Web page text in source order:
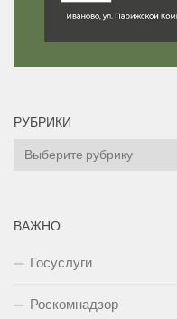
РУБРИКИ
Рубрики
ВАЖНО
Госуслуги
Роскомнадзор